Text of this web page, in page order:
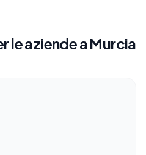
le aziende a Murcia